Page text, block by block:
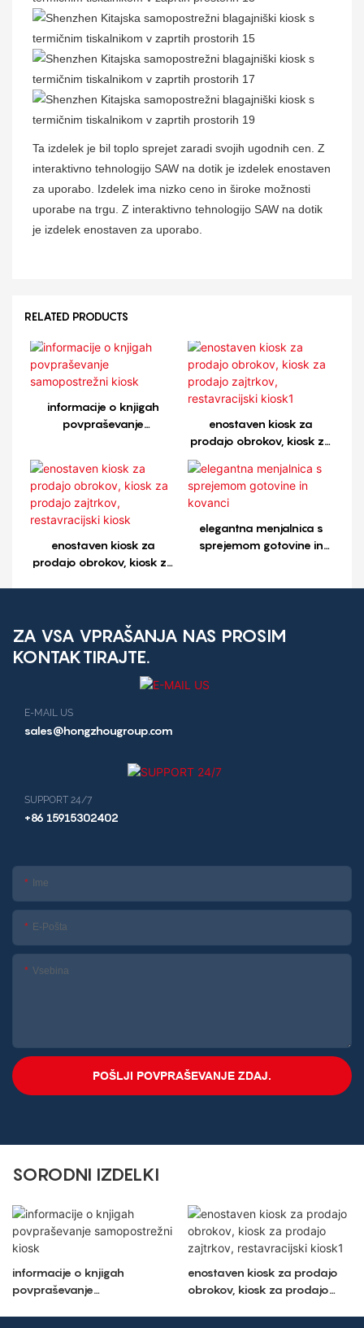
Ta izdelek je bil toplo sprejet zaradi svojih ugodnih cen. Z
interaktivno tehnologijo SAW na dotik je izdelek enostaven
za uporabo. Izdelek ima nizko ceno in široke možnosti
uporabe na trgu. Z interaktivno tehnologijo SAW na dotik
je izdelek enostaven za uporabo.
RELATED PRODUCTS
informacije o knjigah
povpraševanje
enostaven kiosk za
prodajo obrokov, kiosk za
restavracijski kiosk1
enostaven kiosk za
prodajo obrokov, kiosk za
elegantna menjalnica s
sprejemom gotovine in
ZA VSA VPRAŠANJA NAS PROSIM
KONTAKTIRAJTE.
E-MAIL US
sales@hongzhougroup.com
SUPPORT 24/7
+86 15915302402
Ime
E-Pošta
Vsebina
POŠLJI POVPRAŠEVANJE ZDAJ.
SORODNI IZDELKI
informacije o knjigah
povpraševanje
enostaven kiosk za prodajo
obrokov, kiosk za prodajo